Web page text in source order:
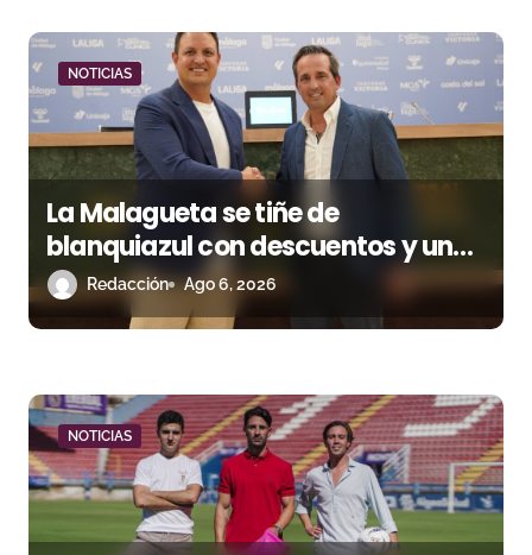
d
a
s
NOTICIAS
La Malagueta se tiñe de
blanquiazul con descuentos y una
corrida homenaje al Málaga CF
Redacción Ago 6, 2026
NOTICIAS